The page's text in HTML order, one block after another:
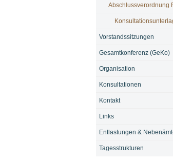
Abschlussverordnung
Vorstandssitzungen
Gesamtkonferenz (GeKo)
Organisation
Konsultationen
Kontakt
Links
Entlastungen &
Tagesstrukturen